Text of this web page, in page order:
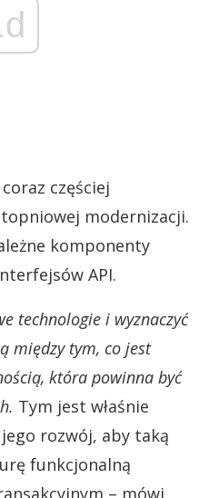
częściej
modernizacji.
komponenty
API.
technologie i wyznaczyć
między tym, co jest
która powinna być
Tym jest właśnie
rozwój, aby taką
funkcjonalną
– mówi